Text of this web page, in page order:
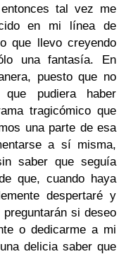
tal vez me
en mi línea de
que llevo creyendo
una fantasía. En
puesto que no
pudiera haber
tragicómico que
una parte de esa
a sí misma,
saber que seguía
que, cuando haya
despertaré y
si deseo
o dedicarme a mi
delicia saber que